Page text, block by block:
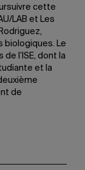
cette
LAB et Les
biologiques. Le
l’ISE, dont la
et la
de